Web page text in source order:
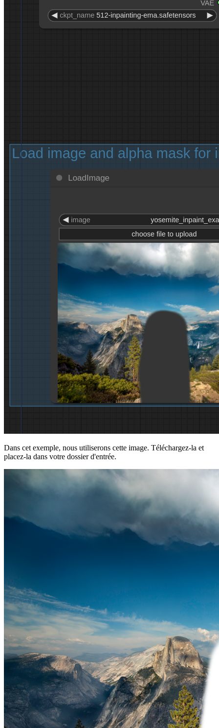
Dans cet exemple, nous utiliserons cette image. Téléchargez-la et
placez-la dans votre dossier d'entrée.